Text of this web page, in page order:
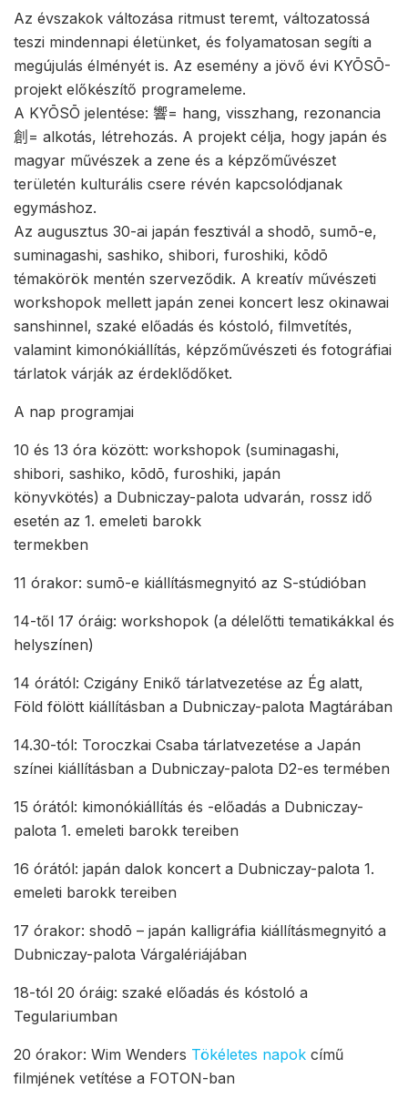
Az évszakok változása ritmust teremt, változatossá
teszi mindennapi életünket, és folyamatosan segíti a
megújulás élményét is. Az esemény a jövő évi KYŌSŌ-
projekt előkészítő programeleme.
A KYŌSŌ jelentése: 響= hang, visszhang, rezonancia
創= alkotás, létrehozás. A projekt célja, hogy japán és
magyar művészek a zene és a képzőművészet
területén kulturális csere révén kapcsolódjanak
egymáshoz.
Az augusztus 30-ai japán fesztivál a shodō, sumō-e,
suminagashi, sashiko, shibori, furoshiki, kōdō
témakörök mentén szerveződik. A kreatív művészeti
workshopok mellett japán zenei koncert lesz okinawai
sanshinnel, szaké előadás és kóstoló, filmvetítés,
valamint kimonókiállítás, képzőművészeti és fotográfiai
tárlatok várják az érdeklődőket.
A nap programjai
10 és 13 óra között: workshopok (suminagashi,
shibori, sashiko, kōdō, furoshiki, japán
könyvkötés) a Dubniczay-palota udvarán, rossz idő
esetén az 1. emeleti barokk
termekben
11 órakor: sumō-e kiállításmegnyitó az S-stúdióban
14-től 17 óráig: workshopok (a délelőtti tematikákkal és
helyszínen)
14 órától: Czigány Enikő tárlatvezetése az Ég alatt,
Föld fölött kiállításban a Dubniczay-palota Magtárában
14.30-tól: Toroczkai Csaba tárlatvezetése a Japán
színei kiállításban a Dubniczay-palota D2-es termében
15 órától: kimonókiállítás és -előadás a Dubniczay-
palota 1. emeleti barokk tereiben
16 órától: japán dalok koncert a Dubniczay-palota 1.
emeleti barokk tereiben
17 órakor: shodō – japán kalligráfia kiállításmegnyitó a
Dubniczay-palota Várgalériájában
18-tól 20 óráig: szaké előadás és kóstoló a
Tegulariumban
20 órakor: Wim Wenders Tökéletes napok című
filmjének vetítése a FOTON-ban